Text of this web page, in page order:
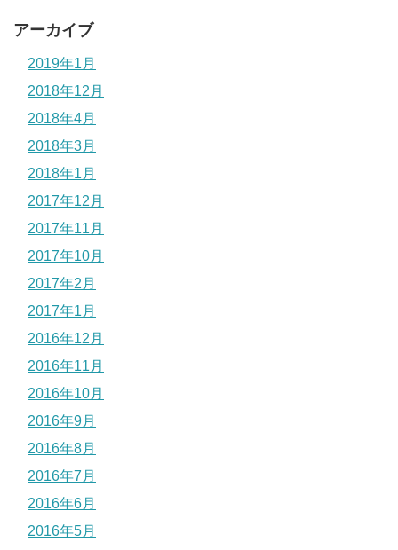
アーカイブ
2019年1月
2018年12月
2018年4月
2018年3月
2018年1月
2017年12月
2017年11月
2017年10月
2017年2月
2017年1月
2016年12月
2016年11月
2016年10月
2016年9月
2016年8月
2016年7月
2016年6月
2016年5月